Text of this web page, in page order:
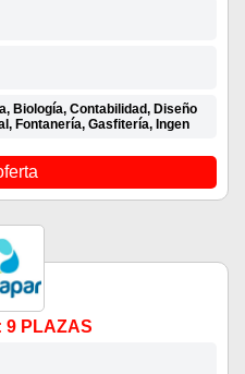
Biología, Contabilidad, Diseño
Fontanería, Gasfitería, Ingen
9 PLAZAS